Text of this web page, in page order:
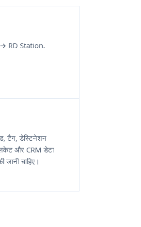
RD Station.
टैग, डेस्टिनेशन
और CRM डेटा
जानी चाहिए।